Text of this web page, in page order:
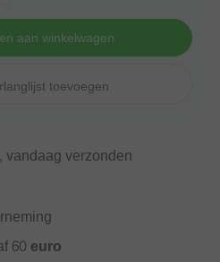
aan winkelwagen
toevoegen
vandaag verzonden
60 euro